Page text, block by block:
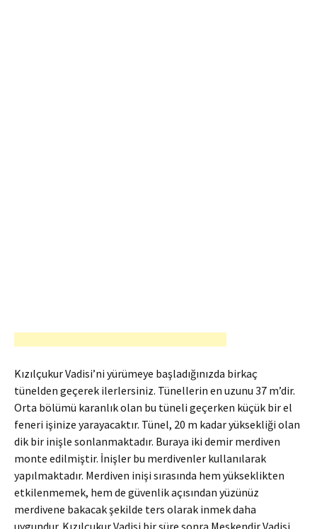
Kızılçukur Vadisi’ni yürümeye başladığınızda birkaç
tünelden geçerek ilerlersiniz. Tünellerin en uzunu 37 m’dir.
Orta bölümü karanlık olan bu tüneli geçerken küçük bir el
feneri işinize yarayacaktır. Tünel, 20 m kadar yüksekliği olan
dik bir inişle sonlanmaktadır. Buraya iki demir merdiven
monte edilmiştir. İnişler bu merdivenler kullanılarak
yapılmaktadır. Merdiven inişi sırasında hem yükseklikten
etkilenmemek, hem de güvenlik açısından yüzünüz
merdivene bakacak şekilde ters olarak inmek daha